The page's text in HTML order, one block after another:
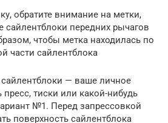
обратите внимание на метки,
сайлентблоки передних рычагов
чтобы метка находилась по
части сайлентблока
— ваше личное
тиски или какой-нибудь
№1. Перед запрессовкой
поверхность сайлентблока